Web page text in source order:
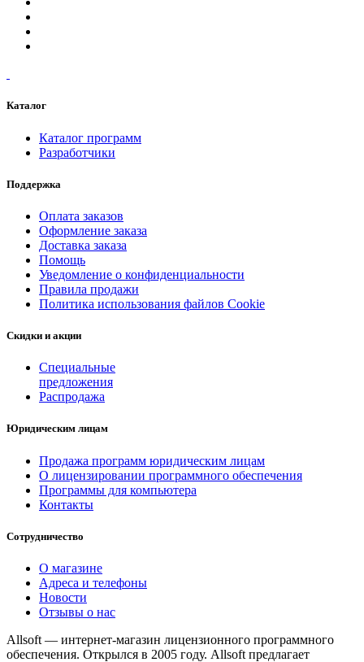
Каталог
Каталог программ
Разработчики
Поддержка
Оплата заказов
Оформление заказа
Доставка заказа
Помощь
Уведомление о конфиденциальности
Правила продажи
Политика использования файлов Cookie
Скидки и акции
Специальные
предложения
Распродажа
Юридическим лицам
Продажа программ юридическим лицам
О лицензировании программного обеспечения
Программы для компьютера
Контакты
Сотрудничество
О магазине
Адреса и телефоны
Новости
Отзывы о нас
Allsoft — интернет-магазин лицензионного программного
обеспечения. Открылся в 2005 году. Allsoft предлагает